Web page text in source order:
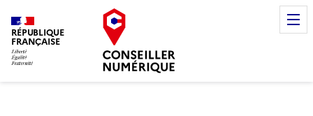
RÉPUBLIQUE
FRANÇAISE